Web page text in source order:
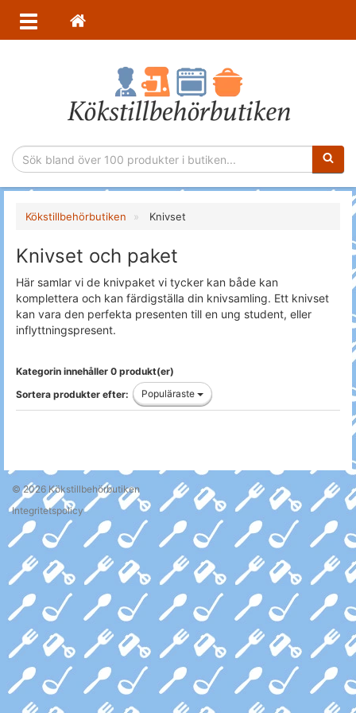
Kökstillbehörbutiken Knivset
Knivset och paket
Här samlar vi de knivpaket vi tycker kan både kan
komplettera och kan färdigställa din knivsamling. Ett knivset
kan vara den perfekta presenten till en ung student, eller
inflyttningspresent.
Kategorin innehåller 0 produkt(er)
Sortera produkter efter:
Populäraste
© 2026 Kökstillbehörbutiken
Integritetspolicy